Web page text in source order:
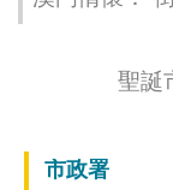
聖誕
市政署